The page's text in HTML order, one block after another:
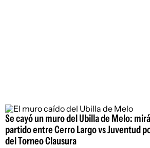
Se cayó un muro del Ubilla de Melo:
partido entre Cerro Largo vs Juventud
del Torneo Clausura